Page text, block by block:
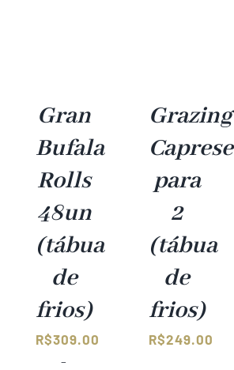
Gran
Bufala
Rolls
48un
(tábua
de
frios)
R$309.00
–
Grazing
Caprese
para
2
(tábua
de
frios)
R$249.00